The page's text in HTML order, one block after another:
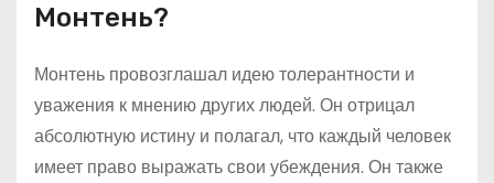
Монтень?
Монтень провозглашал идею толерантности и
уважения к мнению других людей. Он отрицал
абсолютную истину и полагал, что каждый человек
имеет право выражать свои убеждения. Он также